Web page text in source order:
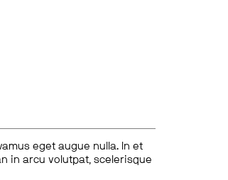
eget augue nulla. In et
in arcu volutpat, scelerisque